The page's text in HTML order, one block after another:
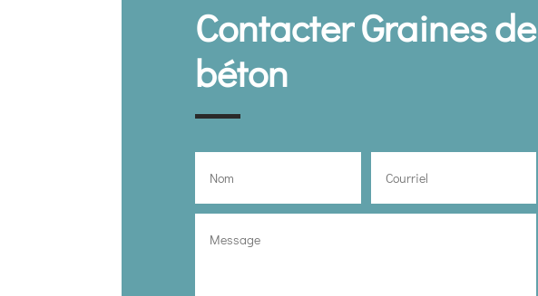
Contacter Graines de
béton